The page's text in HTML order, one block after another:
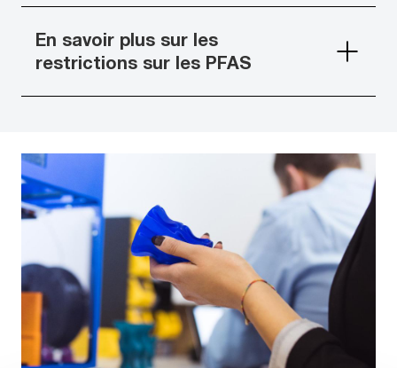
En savoir plus sur les
restrictions sur les PFAS